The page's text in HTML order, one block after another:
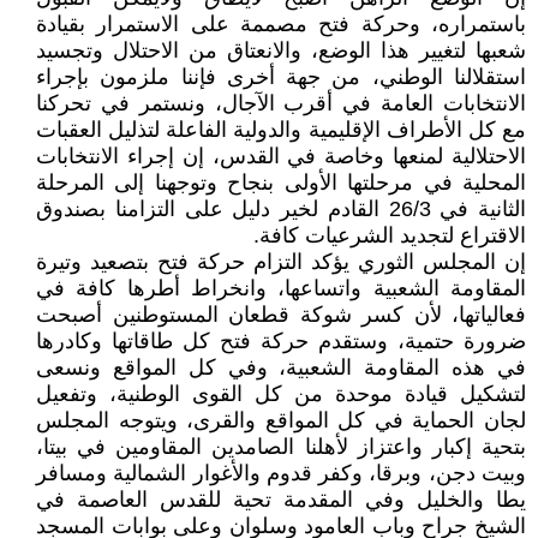
باستمراره، وحركة فتح مصممة على الاستمرار بقيادة
شعبها لتغيير هذا الوضع، والانعتاق من الاحتلال وتجسيد
استقلالنا الوطني، من جهة أخرى فإننا ملزمون بإجراء
الانتخابات العامة في أقرب الآجال، ونستمر في تحركنا
مع كل الأطراف الإقليمية والدولية الفاعلة لتذليل العقبات
الاحتلالية لمنعها وخاصة في القدس، إن إجراء الانتخابات
المحلية في مرحلتها الأولى بنجاح وتوجهنا إلى المرحلة
الثانية في 26/3 القادم لخير دليل على التزامنا بصندوق
الاقتراع لتجديد الشرعيات كافة.
إن المجلس الثوري يؤكد التزام حركة فتح بتصعيد وتيرة
المقاومة الشعبية واتساعها، وانخراط أطرها كافة في
فعالياتها، لأن كسر شوكة قطعان المستوطنين أصبحت
ضرورة حتمية، وستقدم حركة فتح كل طاقاتها وكادرها
في هذه المقاومة الشعبية، وفي كل المواقع ونسعى
لتشكيل قيادة موحدة من كل القوى الوطنية، وتفعيل
لجان الحماية في كل المواقع والقرى، ويتوجه المجلس
بتحية إكبار واعتزاز لأهلنا الصامدين المقاومين في بيتا،
وبيت دجن، وبرقا، وكفر قدوم والأغوار الشمالية ومسافر
يطا والخليل وفي المقدمة تحية للقدس العاصمة في
الشيخ جراح وباب العامود وسلوان وعلى بوابات المسجد